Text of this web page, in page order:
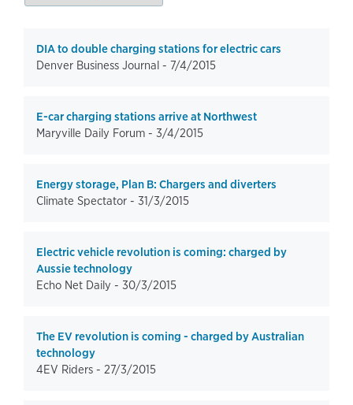
DIA to double charging stations for electric cars
Denver Business Journal - 7/4/2015
E-car charging stations arrive at Northwest
Maryville Daily Forum - 3/4/2015
Energy storage, Plan B: Chargers and diverters
Climate Spectator - 31/3/2015
Electric vehicle revolution is coming: charged by
Aussie technology
Echo Net Daily - 30/3/2015
The EV revolution is coming - charged by Australian
technology
4EV Riders - 27/3/2015